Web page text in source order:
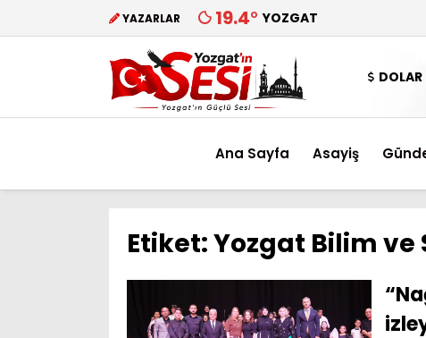
YAZARLAR 19.4° YOZGAT
DOLAR
Ana Sayfa Asayiş
Etiket:Yozgat Bilim ve